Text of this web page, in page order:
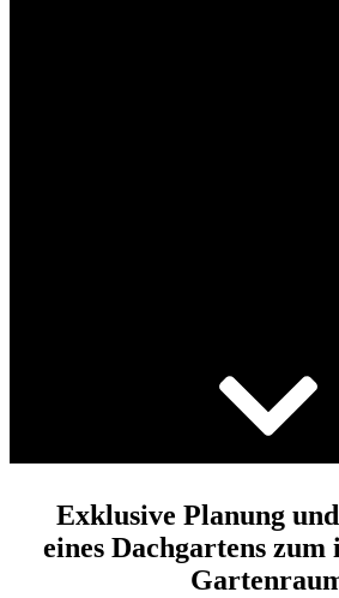
Exklusive Planung
eines Dachgartens